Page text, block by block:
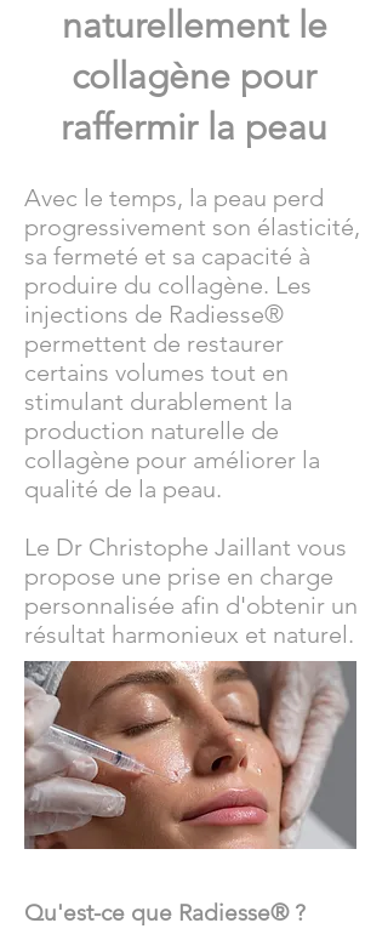
naturellement le
collagène pour
raffermir la peau
Avec le temps, la peau perd
progressivement son élasticité,
sa fermeté et sa capacité à
produire du collagène. Les
injections de Radiesse®
permettent de restaurer
certains volumes tout en
stimulant durablement la
production naturelle de
collagène pour améliorer la
qualité de la peau.
Le Dr Christophe Jaillant vous
propose une prise en charge
personnalisée afin d'obtenir un
résultat harmonieux et naturel.
Qu'est-ce que Radiesse® ?